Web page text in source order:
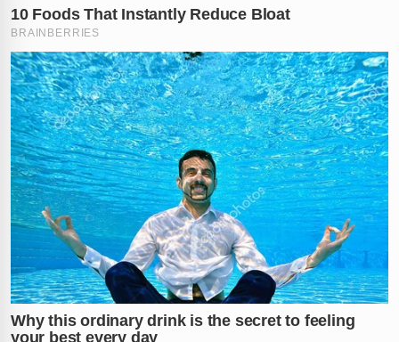
Agora, o trio enfrenta acusações gravíssimas e
permanecerá à disposição do Poder Judiciário. Eles
deverão responder pelos crimes deroubo qualificado,
associação para o tráfico de drogaseassociação
criminosa. A Polícia Civil informou que as diligências
continuam para identificar se há outros envolvidos na
logística do crime e para esclarecer toda a dinâmica do
sequestro que parou a cidade deJoão Pessoa.
O que você acha dessa ostentação criminosa logo
após um crime contra idosos? A justiça foi feita ou as
leis precisam ser mais severas? Comente sua opinião
abaixo!